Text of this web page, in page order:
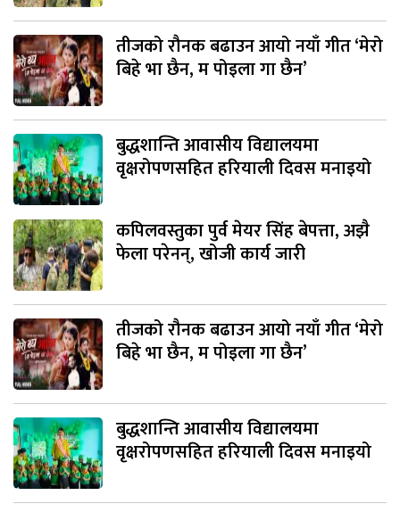
तीजको रौनक बढाउन आयो नयाँ गीत ‘मेरो
बिहे भा छैन, म पोइला गा छैन’
बुद्धशान्ति आवासीय विद्यालयमा
वृक्षरोपणसहित हरियाली दिवस मनाइयो
कपिलवस्तुका पुर्व मेयर सिंह बेपत्ता, अझै
फेला परेनन्, खोजी कार्य जारी
तीजको रौनक बढाउन आयो नयाँ गीत ‘मेरो
बिहे भा छैन, म पोइला गा छैन’
बुद्धशान्ति आवासीय विद्यालयमा
वृक्षरोपणसहित हरियाली दिवस मनाइयो